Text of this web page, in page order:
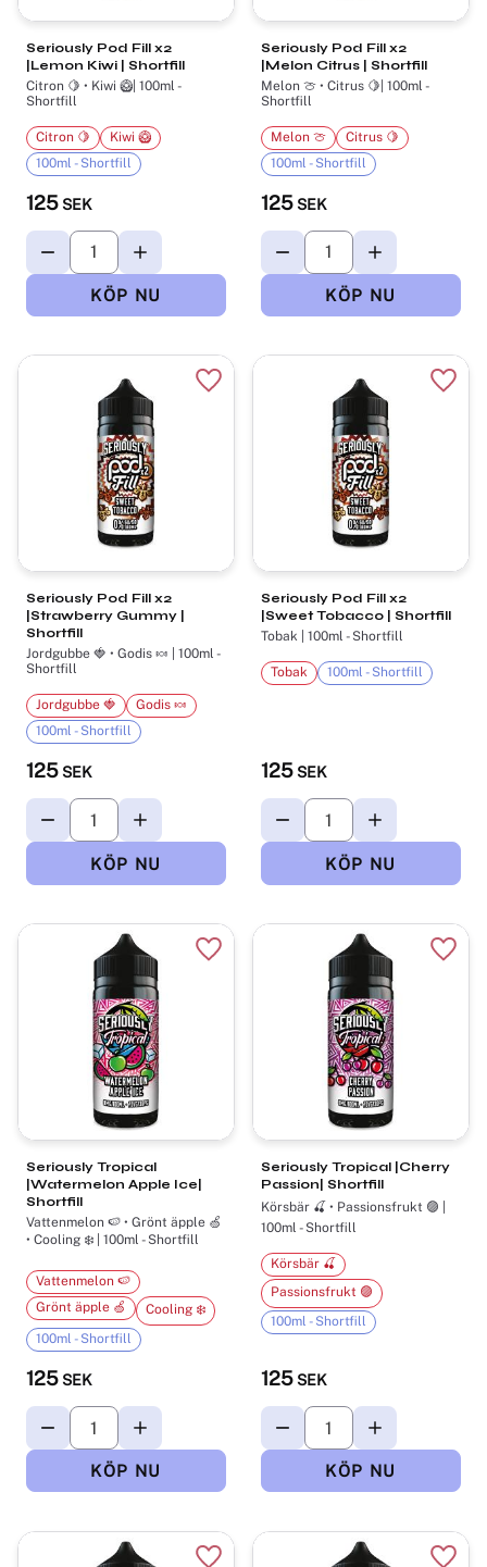
Seriously Pod Fill x2
|Lemon Kiwi | Shortfill
Citron 🍋 • Kiwi 🥝| 100ml -
Shortfill
125 SEK
Citron 🍋
Kiwi 🥝
100ml - Shortfill
Seriously Pod Fill x2
|Melon Citrus | Shortfill
Melon 🍈 • Citrus 🍋| 100ml -
Shortfill
125 SEK
Melon 🍈
Citrus 🍋
100ml - Shortfill
Seriously Pod Fill x2
|Strawberry Gummy |
Shortfill
Jordgubbe 🍓 • Godis 🍬 | 100ml -
Shortfill
125 SEK
Jordgubbe 🍓
Godis 🍬
100ml - Shortfill
Lägg till i favoriter
Seriously Pod Fill x2
|Sweet Tobacco | Shortfill
Tobak | 100ml - Shortfill
125 SEK
Tobak 100ml - Shortfill
Seriously Tropical
|Watermelon Apple Ice|
Shortfill
Vattenmelon 🍉 • Grönt äpple 🍏
• Cooling ❄️ | 100ml - Shortfill
125 SEK
Vattenmelon 🍉
Grönt äpple 🍏
Cooling ❄️
100ml - Shortfill
Lägg till i favoriter
Seriously Tropical |Cherry
Passion| Shortfill
Körsbär 🍒 • Passionsfrukt 🟣 |
100ml - Shortfill
125 SEK
Körsbär 🍒
Passionsfrukt 🟣
100ml - Shortfill